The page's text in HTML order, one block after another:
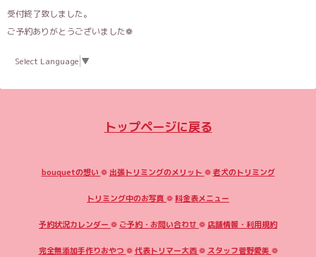
受付終了致しました。
ご予約ありがとうございました❁︎
Select Language ▼
トップページに戻る
bouquetの想い ❁ 出張トリミングのメリット ❁老犬のトリミング
トリミング中のお写真 ❁料金表メニュー
予約状況カレンダー ❁ ご予約・お問い合わせ ❁ 店舗情報・利用規約
完全無添加手作りおやつ ❁代表トリマー大西❁ スタッフ菅野愛美 ❁